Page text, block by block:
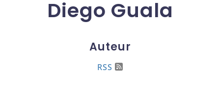
Diego Guala
Auteur
RSS